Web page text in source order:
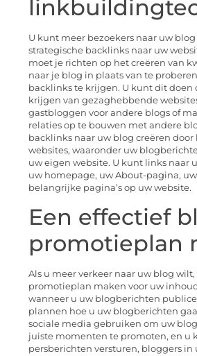
U kunt meer bezoekers naar uw
strategische backlinks naar uw
moet je richten op het creëren van
naar je blog in plaats van te
backlinks te krijgen. U kunt dit doen
krijgen van gezaghebbende
gastbloggen voor andere blogs of
relaties op te bouwen met andere
backlinks naar uw blog creëren door
websites, waaronder uw
uw eigen website. U kunt links naar
uw homepage, uw About-pagina,
belangrijke pagina’s op uw website.
Een effectief
promotieplan
Als u meer verkeer naar uw blog
promotieplan maken voor uw
wanneer u uw blogberichten
plannen hoe u uw blogberichten
sociale media gebruiken om uw
juiste momenten te promoten, en u
persberichten versturen, bloggers in